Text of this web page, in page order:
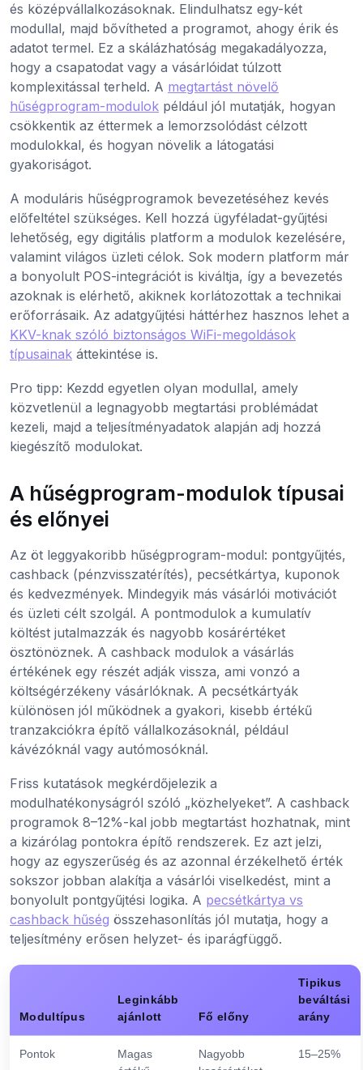
és középvállalkozásoknak. Elindulhatsz egy-két
modullal, majd bővítheted a programot, ahogy érik és
adatot termel. Ez a skálázhatóság megakadályozza,
hogy a csapatodat vagy a vásárlóidat túlzott
komplexitással terheld. A megtartást növelő
hűségprogram-modulok például jól mutatják, hogyan
csökkentik az éttermek a lemorzsolódást célzott
modulokkal, és hogyan növelik a látogatási
gyakoriságot.
A moduláris hűségprogramok bevezetéséhez kevés
előfeltétel szükséges. Kell hozzá ügyféladat-gyűjtési
lehetőség, egy digitális platform a modulok kezelésére,
valamint világos üzleti célok. Sok modern platform már
a bonyolult POS-integrációt is kiváltja, így a bevezetés
azoknak is elérhető, akiknek korlátozottak a technikai
erőforrásaik. Az adatgyűjtési háttérhez hasznos lehet a
KKV-knak szóló biztonságos WiFi-megoldások
típusainak áttekintése is.
Pro tipp: Kezdd egyetlen olyan modullal, amely
közvetlenül a legnagyobb megtartási problémádat
kezeli, majd a teljesítményadatok alapján adj hozzá
kiegészítő modulokat.
A hűségprogram-modulok típusai
és előnyei
Az öt leggyakoribb hűségprogram-modul: pontgyűjtés,
cashback (pénzvisszatérítés), pecsétkártya, kuponok
és kedvezmények. Mindegyik más vásárlói motivációt
és üzleti célt szolgál. A pontmodulok a kumulatív
költést jutalmazzák és nagyobb kosárértéket
ösztönöznek. A cashback modulok a vásárlás
értékének egy részét adják vissza, ami vonzó a
költségérzékeny vásárlóknak. A pecsétkártyák
különösen jól működnek a gyakori, kisebb értékű
tranzakciókra építő vállalkozásoknál, például
kávézóknál vagy autómosóknál.
Friss kutatások megkérdőjelezik a
modulhatékonyságról szóló „közhelyeket”. A cashback
programok 8–12%-kal jobb megtartást hozhatnak, mint
a kizárólag pontokra építő rendszerek. Ez azt jelzi,
hogy az egyszerűség és az azonnal érzékelhető érték
sokszor jobban alakítja a vásárlói viselkedést, mint a
bonyolult pontgyűjtési logika. A pecsétkártya vs
cashback hűség összehasonlítás jól mutatja, hogy a
teljesítmény erősen helyzet- és iparágfüggő.
Modultípus
Leginkább
ajánlott
Fő előny
Tipikus
beváltási
arány
Pontok
Magas
Nagyobb
15–25%